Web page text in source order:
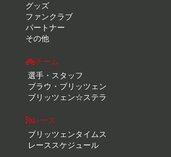
グッズ
ファンクラブ
パートナー
その他
チーム
選手・スタッフ
ブラウ・ブリッツェン
ブリッツェン☆ステラ
レース
ブリッツェンタイムス
レーススケジュール